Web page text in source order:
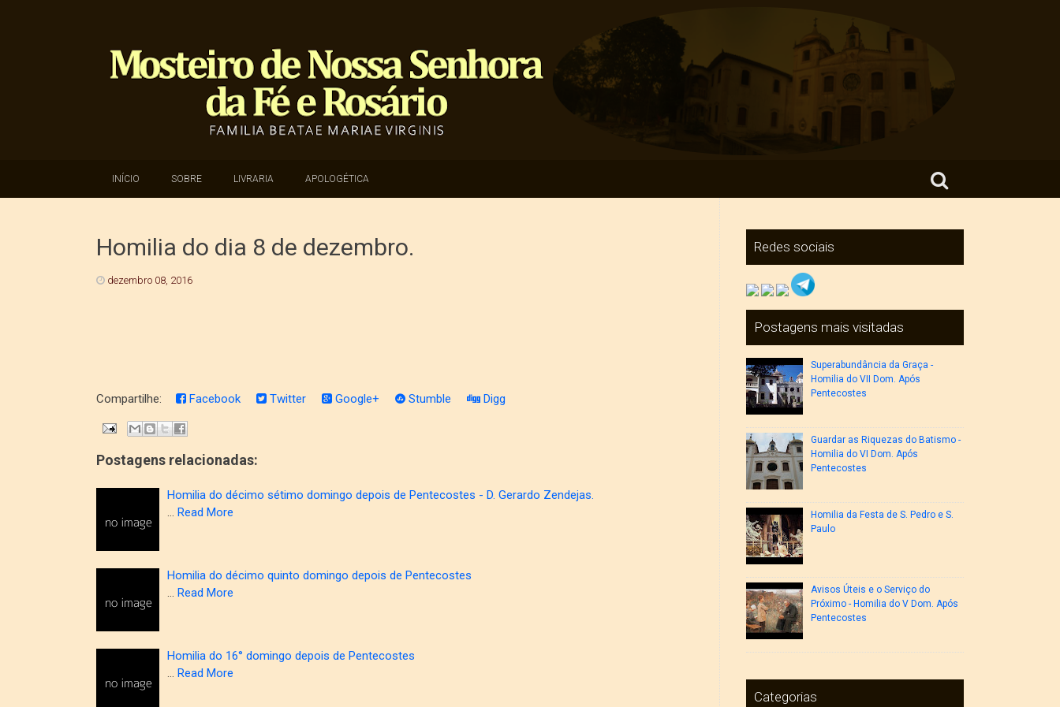
Search for:
SKIP TO CONTENT
INÍCIO SOBRE LIVRARIA APOLOGÉTICA
Homilia do dia 8 de dezembro.
dezembro 08, 2016
Compartilhe: Facebook Twitter Google+ Stumble Digg
Postagens relacionadas:
Homilia do décimo sétimo domingo depois de Pentecostes - D. Gerardo Zendejas.
… Read More
Homilia do décimo quinto domingo depois de Pentecostes
… Read More
Homilia do 16° domingo depois de Pentecostes
… Read More
Redes sociais
Postagens mais visitadas
Superabundância da Graça -
Homilia do VII Dom. Após
Pentecostes
Guardar as Riquezas do Batismo -
Homilia do VI Dom. Após
Pentecostes
Homilia da Festa de S. Pedro e S.
Paulo
Avisos Úteis e o Serviço do
Próximo - Homilia do V Dom. Após
Pentecostes
Categorias